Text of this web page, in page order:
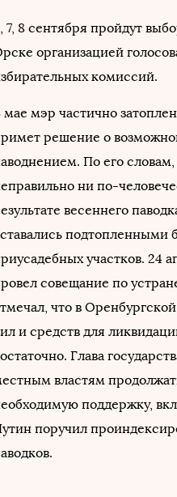
7, 8 сентября пройдут
организацией
комиссий.
мае мэр частично
решение о
По его
ни по-
весеннего
подтопленными
участков. 24
совещание по
что в
и средств для
Глава
властям
поддержку,
поручил